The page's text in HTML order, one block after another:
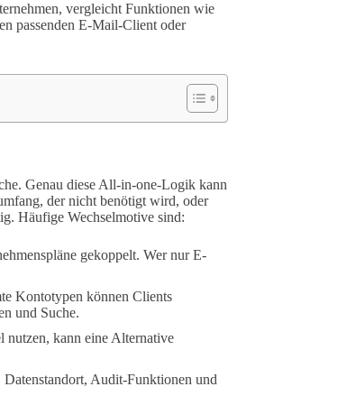
vergleicht Funktionen wie
passenden E-Mail-Client oder
Genau diese All-in-one-Logik kann
der nicht benötigt wird, oder
Häufige Wechselmotive sind:
gekoppelt. Wer nur E-
Kontotypen können Clients
und Suche.
nutzen, kann eine Alternative
Datenstandort, Audit-Funktionen und